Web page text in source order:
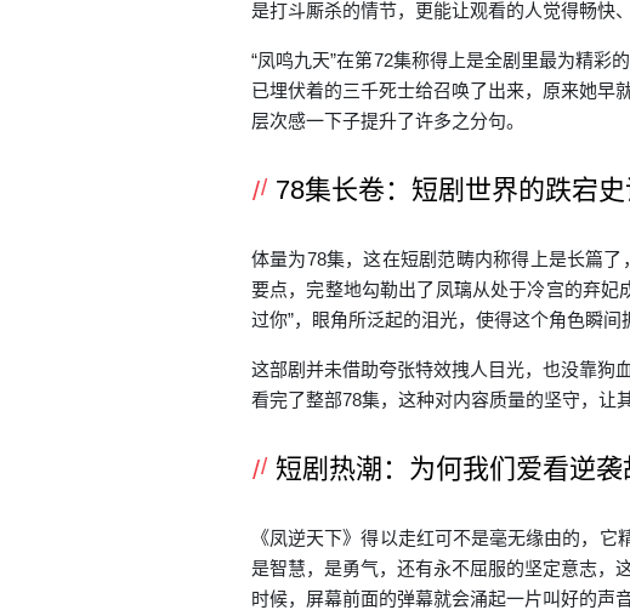
是打斗厮杀的情节，更能让观看的人觉得畅快、
“凤鸣九天”在第72集称得上是全剧里最为精
已埋伏着的三千死士给召唤了出来，原来她早
层次感一下子提升了许多之分句。
78集长卷：短剧世界的跌宕
体量为78集，这在短剧范畴内称得上是长篇
要点，完整地勾勒出了凤璃从处于冷宫的弃妃
过你”，眼角所泛起的泪光，使得这个角色瞬间
这部剧并未借助夸张特效拽人目光，也没靠狗
看完了整部78集，这种对内容质量的坚守，让
短剧热潮：为何我们爱看逆袭
《凤逆天下》得以走红可不是毫无缘由的，
是智慧，是勇气，还有永不屈服的坚定意志，
时候，屏幕前面的弹幕就会涌起一片叫好的声音